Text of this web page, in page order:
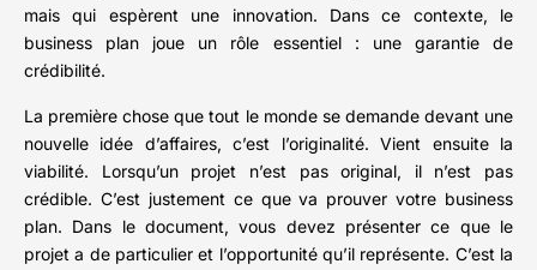
mais qui espèrent une innovation. Dans ce contexte, le
business plan joue un rôle essentiel : une garantie de
crédibilité.
La première chose que tout le monde se demande devant une
nouvelle idée d’affaires, c’est l’originalité. Vient ensuite la
viabilité. Lorsqu’un projet n’est pas original, il n’est pas
crédible. C’est justement ce que va prouver votre business
plan. Dans le document, vous devez présenter ce que le
projet a de particulier et l’opportunité qu’il représente. C’est la